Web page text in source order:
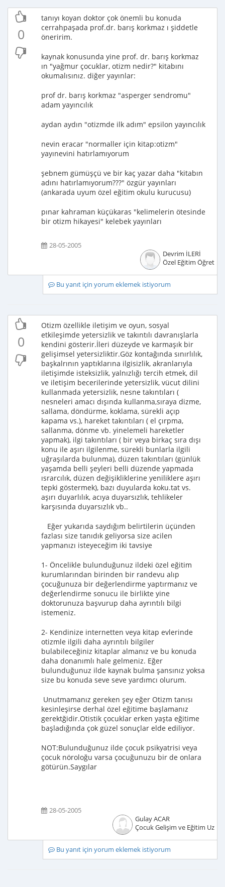
0
tanıyı koyan doktor çok önemli bu konuda
cerrahpaşada prof.dr. barış korkmaz ı şiddetle
öneririm.
kaynak konusunda yine prof. dr. barış korkmaz
ın "yağmur çocuklar, otizm nedir?" kitabını
okumalısınız. diğer yayınlar:
prof dr. barış korkmaz "asperger sendromu"
adam yayıncılık
aydan aydın "otizmde ilk adım" epsilon yayıncılık
nevin eracar "normaller için kitap:otizm"
yayınevini hatırlamıyorum
şebnem gümüşçü ve bir kaç yazar daha "kitabın
adını hatırlamıyorum???" özgür yayınları
(ankarada uyum özel eğitim okulu kurucusu)
pınar kahraman küçükaras "kelimelerin ötesinde
bir otizm hikayesi" kelebek yayınları
28-05-2005
Devrim İLERİ
Özel Eğitim
Bu yanıt için yorum eklemek istiyorum
0
Otizm özellikle iletişim ve oyun, sosyal
etkileşimde yetersizlik ve takıntılı davranışlarla
kendini gösterir.İleri düzeyde ve karmaşık bir
gelişimsel yetersizliktir.Göz kontağında sınırlılık,
başkalrının yaptıklarına ilgisizlik, akranlarıyla
iletişimde isteksizlik, yalnızlığı tercih etmek, dil
ve iletişim becerilerinde yetersizlik, vücut dilini
kullanmada yetersizlik, nesne takıntıları (
nesneleri amacı dışında kullanma,sıraya dizme,
sallama, döndürme, koklama, sürekli açıp
kapama vs.), hareket takıntıları ( el çırpma,
sallanma, dönme vb. yinelemeli hareketler
yapmak), ilgi takıntıları ( bir veya birkaç sıra dışı
konu ile aşırı ilgilenme, sürekli bunlarla ilgili
uğraşılarda bulunma), düzen takıntıları (günlük
yaşamda belli şeyleri belli düzende yapmada
ısrarcılık, düzen değişikliklerine yeniliklere aşırı
tepki göstermek), bazı duyularda koku.tat vs.
aşırı duyarlılık, acıya duyarsızlık, tehlikeler
karşısında duyarsızlık vb..
Eğer yukarıda saydığım belirtilerin üçünden
fazlası size tanıdık geliyorsa size acilen
yapmanızı isteyeceğim iki tavsiye
1- Öncelikle bulunduğunuz ildeki özel eğitim
kurumlarından birinden bir randevu alıp
çocuğunuza bir değerlendirme yaptırmanız ve
değerlendirme sonucu ile birlikte yine
doktorunuza başvurup daha ayrıntılı bilgi
istemeniz.
2- Kendinize internetten veya kitap evlerinde
otizmle ilgili daha ayrıntılı bilgiler
bulabileceğiniz kitaplar almanız ve bu konuda
daha donanımlı hale gelmeniz. Eğer
bulunduğunuz ilde kaynak bulma şansınız yoksa
size bu konuda seve seve yardımcı olurum.
Unutmamanız gereken şey eğer Otizm tanısı
kesinleşirse derhal özel eğitime başlamanız
gerektğidir.Otistik çocuklar erken yaşta eğitime
başladığında çok güzel sonuçlar elde ediliyor.
NOT:Bulunduğunuz ilde çocuk psikyatrisi veya
çocuk nöroloğu varsa çocuğunuzu bir de onlara
götürün.Saygılar
28-05-2005
Gulay ACAR
Çocuk Gelişim ve Eğitim
Bu yanıt için yorum eklemek istiyorum